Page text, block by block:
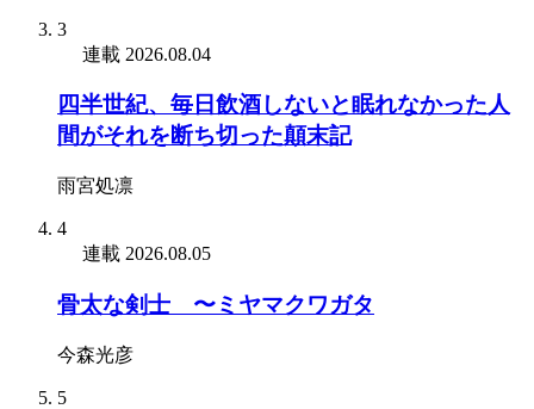
3
連載 2026.08.04
四半世紀、毎日飲酒しないと眠れなかった人
間がそれを断ち切った顛末記
雨宮処凛
4
連載 2026.08.05
骨太な剣士 〜ミヤマクワガタ
今森光彦
5